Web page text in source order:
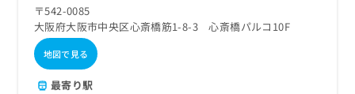
〒542-0085
大阪府大阪市中央区心斎橋筋1-8-3 心斎橋パルコ10F
地図で見る
最寄り駅